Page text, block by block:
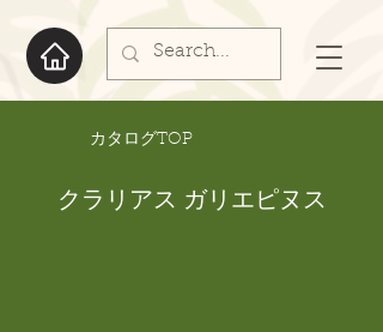
​カタログTOP
クラリアス ガリエピヌス